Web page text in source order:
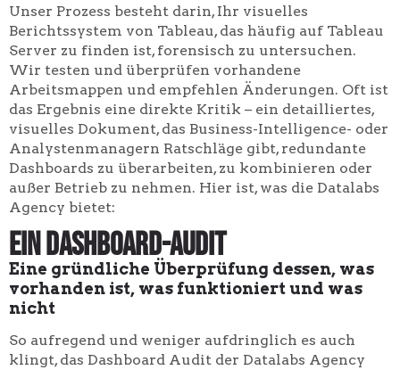
Unser Prozess besteht darin, Ihr visuelles
Berichtssystem von Tableau, das häufig auf Tableau
Server zu finden ist, forensisch zu untersuchen.
Wir testen und überprüfen vorhandene
Arbeitsmappen und empfehlen Änderungen. Oft ist
das Ergebnis eine direkte Kritik – ein detailliertes,
visuelles Dokument, das Business-Intelligence- oder
Analystenmanagern Ratschläge gibt, redundante
Dashboards zu überarbeiten, zu kombinieren oder
außer Betrieb zu nehmen. Hier ist, was die Datalabs
Agency bietet:
Ein Dashboard-Audit
Eine gründliche Überprüfung dessen, was
vorhanden ist, was funktioniert und was
nicht
So aufregend und weniger aufdringlich es auch
klingt, das Dashboard Audit der Datalabs Agency